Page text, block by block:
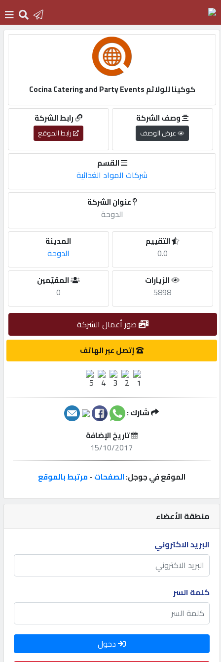
دخول
التسجيل
English
أضف
طلب
مميزة
إتصل
إعلانات
المنتدى
كيو
مزاد
كيو
منطقة الأعضاء
البريد الاكتروني
كلمة السر
دخول
كوكينا للولائم Cocina Catering and Party Events
رابط الشركة
رابط الموقع
وصف الشركة
عرض الوصف
القسم
شركات المواد الغذائية
عنوان الشركة
الدوحة
المدينة
الدوحة
التقييم
0.0
المقيّمين
0
الزيارات
5898
صور أعمال الشركة
إتصل عبر الهاتف
شارك :
تاريخ الإضافة
15/10/2017
الموقع في جوجل:الصفحات-مرتبط بالموقع